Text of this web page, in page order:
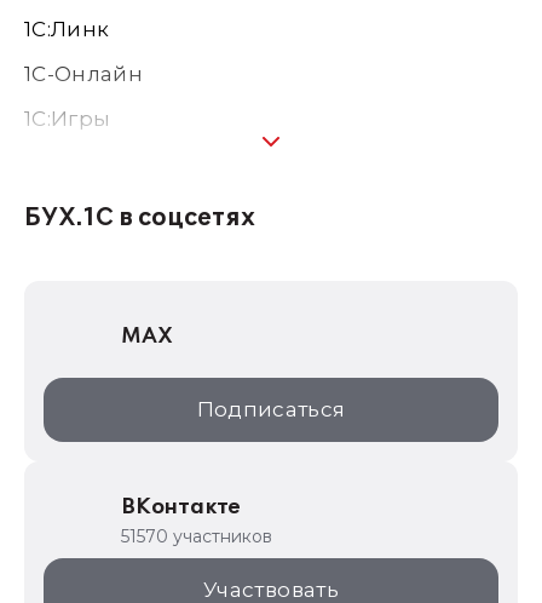
1С:Линк
1С-Онлайн
1C:Игры
1С:Консалтинг
1С:Дистрибьюция
1С:Образование
ИТС.1C.ru
1С:Торговая площадка
БУХ.1С в соцсетях
MAX
Подписаться
ВКонтакте
51570 участников
Участвовать